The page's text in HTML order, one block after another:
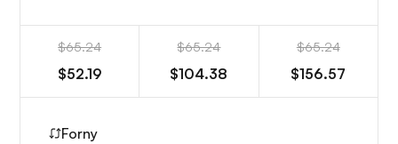
$65.24
$52.19
$65.24
$104.38
$65.24
$156.57
Forny